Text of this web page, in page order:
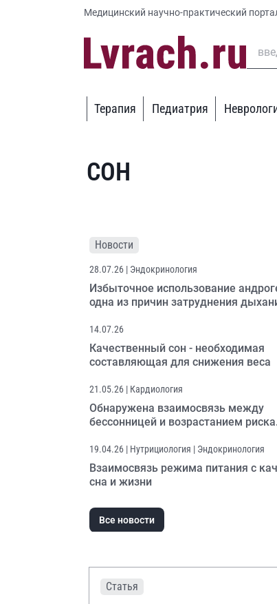
Медицинский научно-практический
Терапия Педиатрия
СОН
Новости
28.07.26 | Эндокринология
Избыточное использование
одна из причин затруднения
14.07.26
Качественный сон - необходимая
составляющая для снижения веса
21.05.26 | Кардиология
Обнаружена взаимосвязь между
бессонницей и возрастанием риска
19.04.26 | Нутрициология | Эндокринология
Взаимосвязь режима питания с
сна и жизни
Все новости
Статья